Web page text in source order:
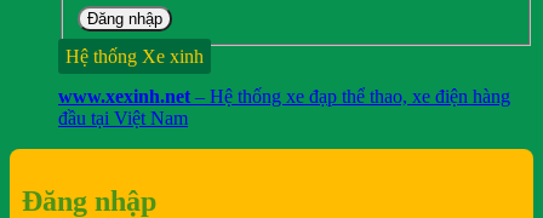
Đăng nhập
Hệ thống Xe xinh
www.xexinh.net – Hệ thống xe đạp thể thao, xe điện hàng
đầu tại Việt Nam
Đăng nhập